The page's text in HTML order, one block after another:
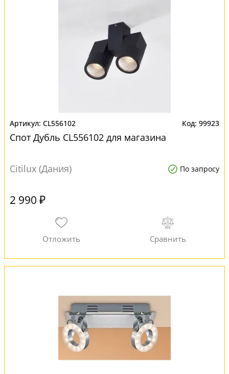
CL556102 99923
Спот Дубль CL556102 для магазина
Citilux (Дания) По запросу
2 990 ₽